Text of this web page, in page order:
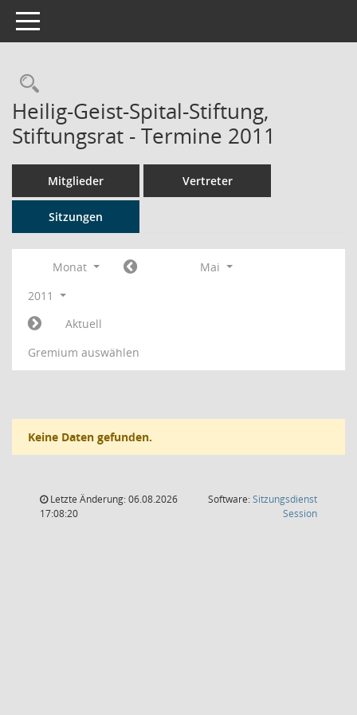
Toggle navigation
Rechercheauswahl
Heilig-Geist-Spital-Stiftung,
Stiftungsrat - Termine 2011
Mitglieder Vertreter
Sitzungen
Monat
Mai
2011
Aktuell
Gremium auswählen
Keine Daten gefunden.
Letzte Änderung: 06.08.2026
17:08:20
Software:Sitzungsdienst
Session(Wird in